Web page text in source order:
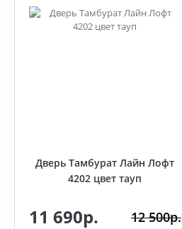
Дверь Тамбурат Лайн Лофт
4202 цвет тауп
11 690р. 12 500р.